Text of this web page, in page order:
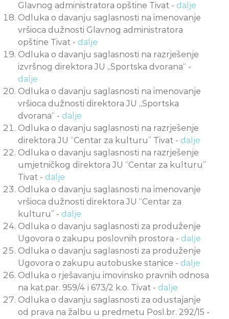
Glavnog administratora opštine Tivat - dalje
Odluka o davanju saglasnosti na imenovanje
vršioca dužnosti Glavnog administratora
opštine Tivat - dalje
Odluka o davanju saglasnosti na razrješenje
izvršnog direktora JU „Sportska dvorana“ -
dalje
Odluka o davanju saglasnosti na imenovanje
vršioca dužnosti direktora JU „Sportska
dvorana“ - dalje
Odluka o davanju saglasnosti na razrješenje
direktora JU “Centar za kulturu” Tivat - dalje
Odluka o davanju saglasnosti na razrješenje
umjetničkog direktora JU “Centar za kulturu”
Tivat - dalje
Odluka o davanju saglasnosti na imenovanje
vršioca dužnosti direktora JU “Centar za
kulturu” - dalje
Odluka o davanju saglasnosti za produženje
Ugovora o zakupu poslovnih prostora - dalje
Odluka o davanju saglasnosti za produženje
Ugovora o zakupu autobuske stanice - dalje
Odluka o rješavanju imovinsko pravnih odnosa
na kat.par. 959/4 i 673/2 k.o. Tivat - dalje
Odluka o davanju saglasnosti za odustajanje
od prava na žalbu u predmetu Posl.br. 292/15 -